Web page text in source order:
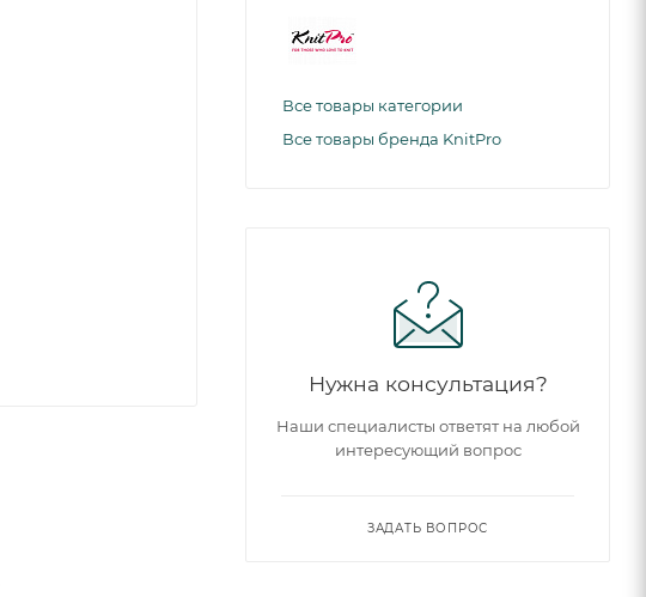
Все товары категории
Все товары бренда KnitPro
Нужна консультация?
Наши специалисты ответят на любой
интересующий вопрос
ЗАДАТЬ ВОПРОС